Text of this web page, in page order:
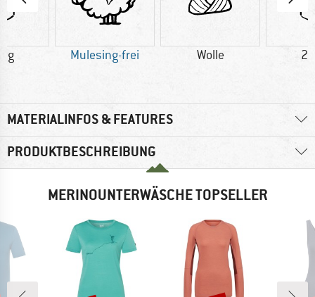
g Mulesing-frei Wolle
MATERIALINFOS & FEATURES
PRODUKTBESCHREIBUNG
MERINOUNTERWÄSCHE TOPSELLER